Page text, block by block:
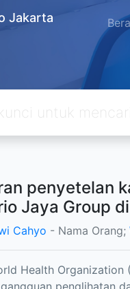
Jakarta
penyetelan
Jaya Group
Cahyo - Nama Orang;
Health
penglihatan